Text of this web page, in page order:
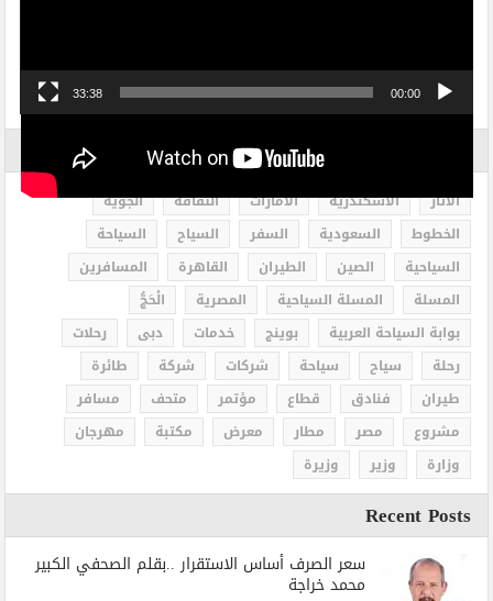
00:00
33:38
الاثار الاسكندرية الامارات الثقافة
الجوية
الخطوط
السعودية السفر السياح
السياحة
السياحية
الصين الطيران القاهرة
المسافرين
المسلة
المسلة السياحية المصرية
الْحَجُّ
بوابة السياحة العربية
بوينج خدمات دبى
رحلات
رحلة
سياح سياحة شركات شركة
طائرة
طيران
فنادق قطاع مؤتمر متحف
مسافر
مشروع
مصر مطار معرض مكتبة
مهرجان
وزارة
وزير وزيرة
Recent Posts
سعر الصرف أساس الاستقرار ..بقلم الصحفي الكبير
محمد خراجة